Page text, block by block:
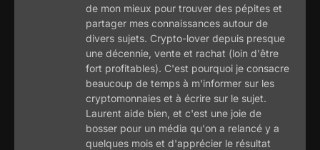
de mon mieux pour trouver des pépites et
partager mes connaissances autour de
divers sujets. Crypto-lover depuis presque
une décennie, vente et rachat (loin d'être
fort profitables). C'est pourquoi je consacre
beaucoup de temps à m'informer sur les
cryptomonnaies et à écrire sur le sujet.
Laurent aide bien, et c'est une joie de
bosser pour un média qu'on a relancé y a
quelques mois et d'apprécier le résultat